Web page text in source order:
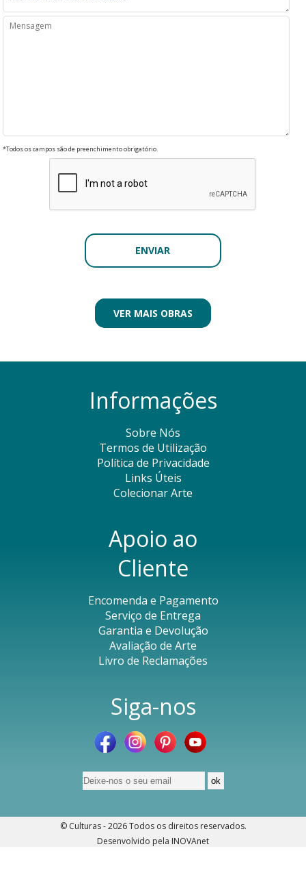
*Todos os campos são de preenchimento obrigatório.
VER MAIS OBRAS
Informações
Sobre Nós
Termos de Utilização
Política de Privacidade
Links Úteis
Colecionar Arte
Apoio ao
Cliente
Encomenda e Pagamento
Serviço de Entrega
Garantia e Devolução
Avaliação de Arte
Livro de Reclamações
Siga-nos
© Culturas - 2026Todos os direitos reservados.
Desenvolvido pela INOVAnet